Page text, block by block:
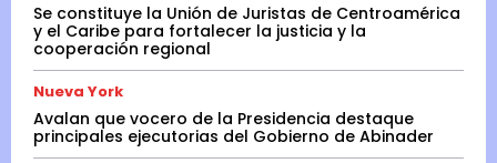
Se constituye la Unión de Juristas de Centroamérica
y el Caribe para fortalecer la justicia y la
cooperación regional
Nueva York
Avalan que vocero de la Presidencia destaque
principales ejecutorias del Gobierno de Abinader